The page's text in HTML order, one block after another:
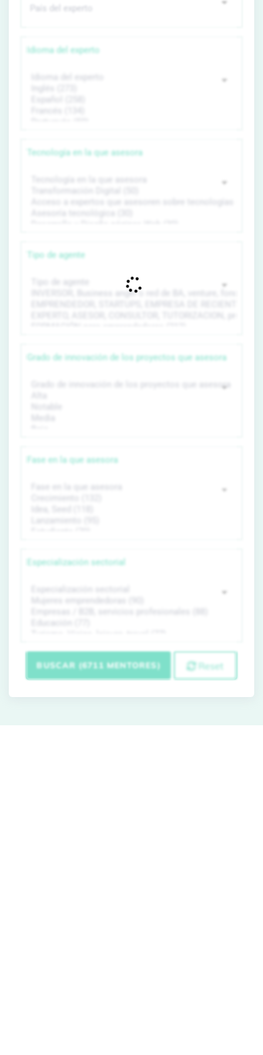
Idioma del experto
Tecnología en la que asesora
Tipo de agente
Grado de innovación de los proyectos que asesora
Fase en la que asesora
Especialización sectorial
BUSCAR (6711 MENTORES) Reset